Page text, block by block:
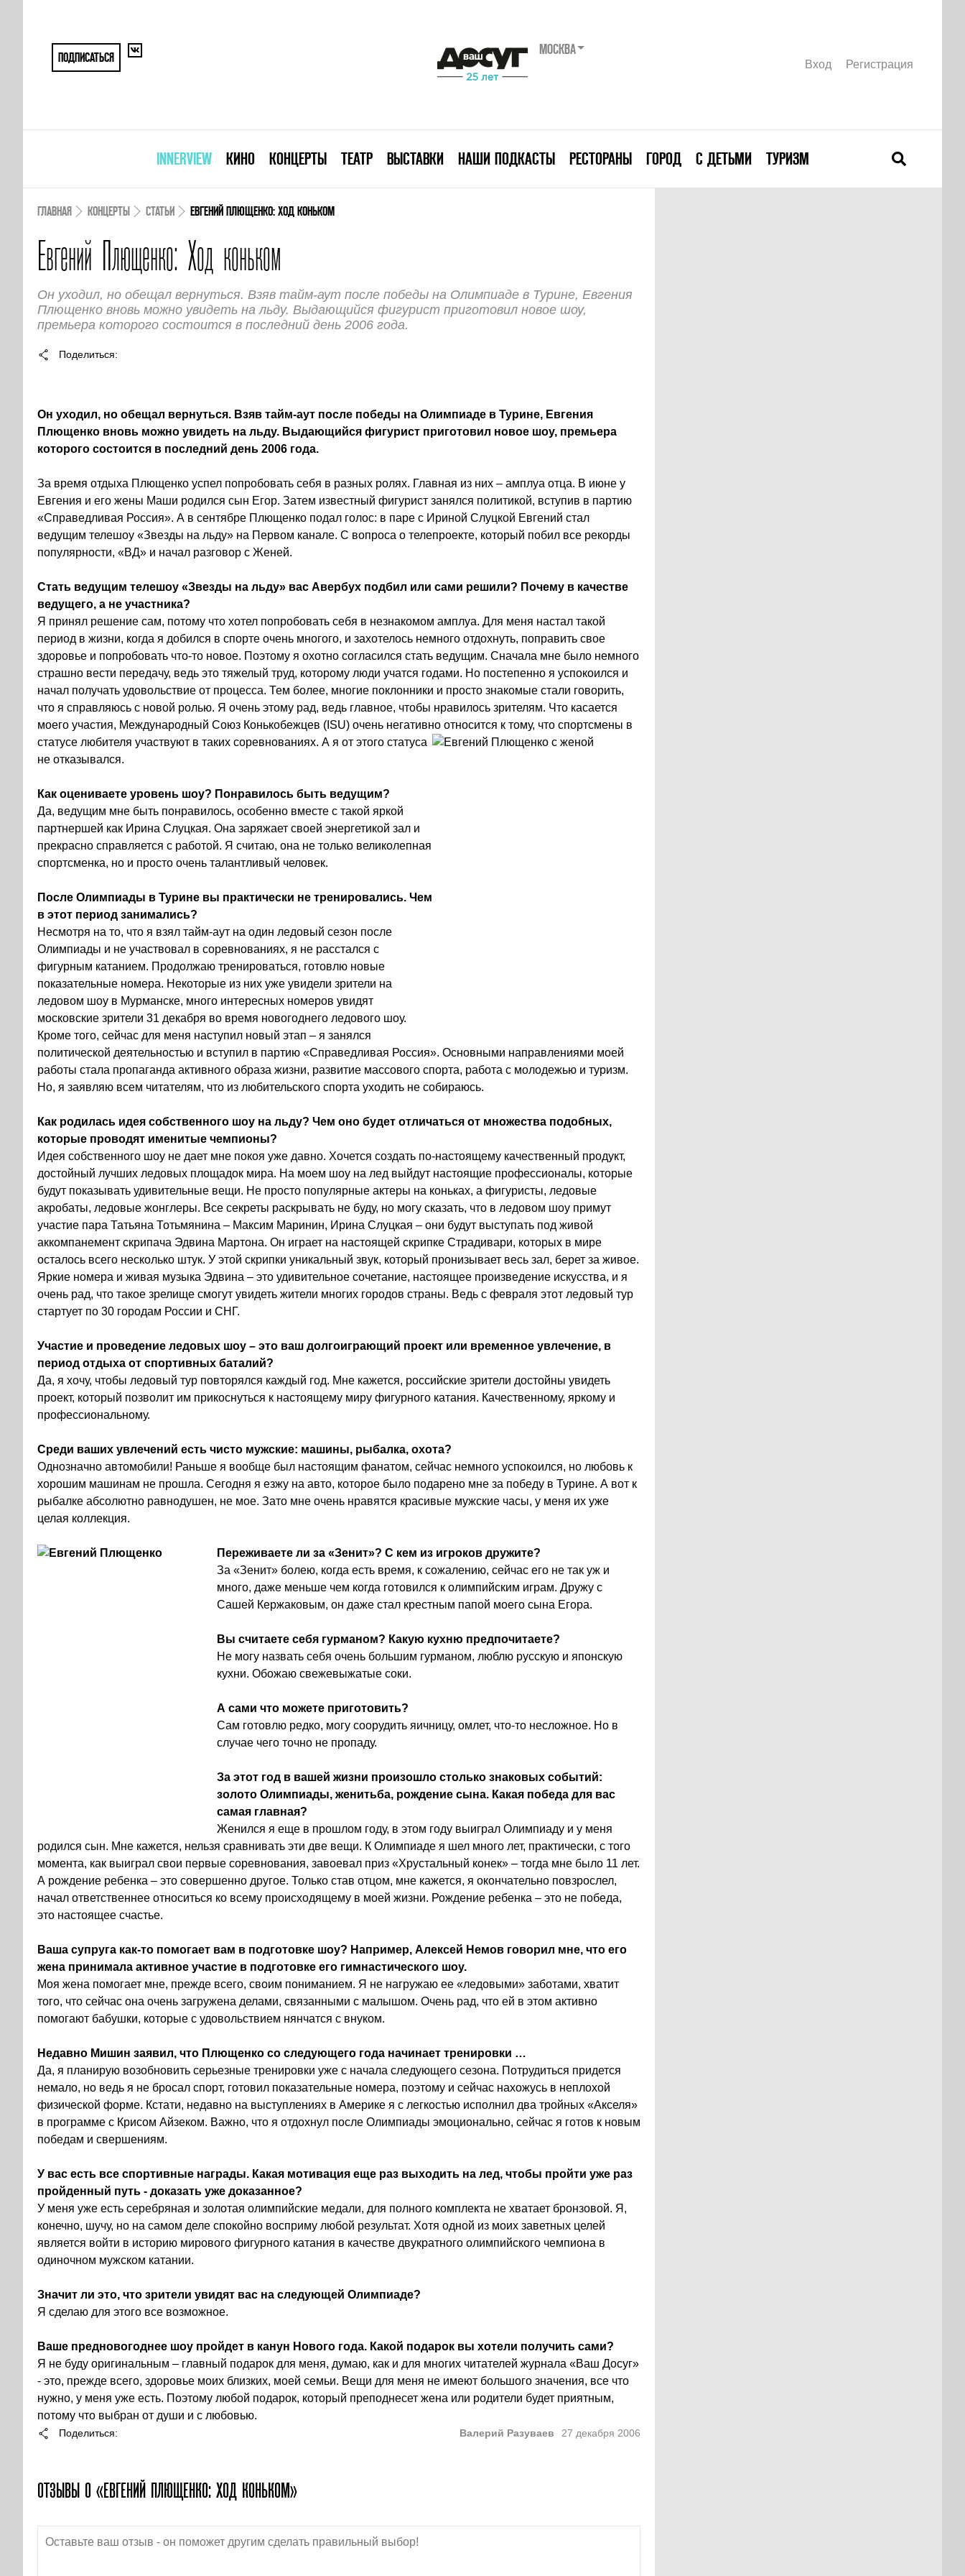
ПОДПИСАТЬСЯ
МОСКВА
Вход Регистрация
INNERVIEW КИНО КОНЦЕРТЫ ТЕАТР ВЫСТАВКИ НАШИ ПОДКАСТЫ РЕСТОРАНЫ ГОРОД С ДЕТЬМИ ТУРИЗМ
ГЛАВНАЯ КОНЦЕРТЫ СТАТЬИ ЕВГЕНИЙ ПЛЮЩЕНКО: ХОД КОНЬКОМ
Евгений Плющенко: Ход коньком
Он уходил, но обещал вернуться. Взяв тайм-аут после победы на Олимпиаде в Турине, Евгения
Плющенко вновь можно увидеть на льду. Выдающийся фигурист приготовил новое шоу,
премьера которого состоится в последний день 2006 года.
Поделиться
Он уходил, но обещал вернуться. Взяв тайм-аут после победы на Олимпиаде в Турине, Евгения
Плющенко вновь можно увидеть на льду. Выдающийся фигурист приготовил новое шоу, премьера
которого состоится в последний день 2006 года.
За время отдыха Плющенко успел попробовать себя в разных ролях. Главная из них – амплуа отца. В июне у
Евгения и его жены Маши родился сын Егор. Затем известный фигурист занялся политикой, вступив в партию
«Справедливая Россия». А в сентябре Плющенко подал голос: в паре с Ириной Слуцкой Евгений стал
ведущим телешоу «Звезды на льду» на Первом канале. С вопроса о телепроекте, который побил все рекорды
популярности, «ВД» и начал разговор с Женей.
Стать ведущим телешоу «Звезды на льду» вас Авербух подбил или сами решили? Почему в качестве
ведущего, а не участника?
Я принял решение сам, потому что хотел попробовать себя в незнакомом амплуа. Для меня настал такой
период в жизни, когда я добился в спорте очень многого, и захотелось немного отдохнуть, поправить свое
здоровье и попробовать что-то новое. Поэтому я охотно согласился стать ведущим. Сначала мне было немного
страшно вести передачу, ведь это тяжелый труд, которому люди учатся годами. Но постепенно я успокоился и
начал получать удовольствие от процесса. Тем более, многие поклонники и просто знакомые стали говорить,
что я справляюсь с новой ролью. Я очень этому рад, ведь главное, чтобы нравилось зрителям. Что касается
моего участия, Международный Союз Конькобежцев ( ISU) очень негативно относится к тому, что спортсмены в
статусе любителя участвуют в таких соревнованиях. А я от этого статуса
не отказывался.
Как оцениваете уровень шоу? Понравилось быть ведущим?
Да, ведущим мне быть понравилось, особенно вместе с такой яркой
партнершей как Ирина Слуцкая. Она заряжает своей энергетикой зал и
прекрасно справляется с работой. Я считаю, она не только великолепная
спортсменка, но и просто очень талантливый человек.
После Олимпиады в Турине вы практически не тренировались. Чем
в этот период занимались?
Несмотря на то, что я взял тайм-аут на один ледовый сезон после
Олимпиады и не участвовал в соревнованиях, я не расстался с
фигурным катанием. Продолжаю тренироваться, готовлю новые
показательные номера. Некоторые из них уже увидели зрители на
ледовом шоу в Мурманске, много интересных номеров увидят
московские зрители 31 декабря во время новогоднего ледового шоу.
Кроме того, сейчас для меня наступил новый этап – я занялся
политической деятельностью и вступил в партию «Справедливая Россия». Основными направлениями моей
работы стала пропаганда активного образа жизни, развитие массового спорта, работа с молодежью и туризм.
Но, я заявляю всем читателям, что из любительского спорта уходить не собираюсь.
Как родилась идея собственного шоу на льду? Чем оно будет отличаться от множества подобных,
которые проводят именитые чемпионы?
Идея собственного шоу не дает мне покоя уже давно. Хочется создать по-настоящему качественный продукт,
достойный лучших ледовых площадок мира. На моем шоу на лед выйдут настоящие профессионалы, которые
будут показывать удивительные вещи. Не просто популярные актеры на коньках, а фигуристы, ледовые
акробаты, ледовые жонглеры. Все секреты раскрывать не буду, но могу сказать, что в ледовом шоу примут
участие пара Татьяна Тотьмянина – Максим Маринин, Ирина Слуцкая – они будут выступать под живой
аккомпанемент скрипача Эдвина Мартона. Он играет на настоящей скрипке Страдивари, которых в мире
осталось всего несколько штук. У этой скрипки уникальный звук, который пронизывает весь зал, берет за живое.
Яркие номера и живая музыка Эдвина – это удивительное сочетание, настоящее произведение искусства, и я
очень рад, что такое зрелище смогут увидеть жители многих городов страны. Ведь с февраля этот ледовый тур
стартует по 30 городам России и СНГ.
Участие и проведение ледовых шоу – это ваш долгоиграющий проект или временное увлечение, в
период отдыха от спортивных баталий?
Да, я хочу, чтобы ледовый тур повторялся каждый год. Мне кажется, российские зрители достойны увидеть
проект, который позволит им прикоснуться к настоящему миру фигурного катания. Качественному, яркому и
профессиональному.
Среди ваших увлечений есть чисто мужские: машины, рыбалка, охота?
Однозначно автомобили! Раньше я вообще был настоящим фанатом, сейчас немного успокоился, но любовь к
хорошим машинам не прошла. Сегодня я езжу на авто, которое было подарено мне за победу в Турине. А вот к
рыбалке абсолютно равнодушен, не мое. Зато мне очень нравятся красивые мужские часы, у меня их уже
целая коллекция.
Переживаете ли за «Зенит»? С кем из игроков дружите?
За «Зенит» болею, когда есть время, к сожалению, сейчас его не так уж и
много, даже меньше чем когда готовился к олимпийским играм. Дружу с
Сашей Кержаковым, он даже стал крестным папой моего сына Егора.
Вы считаете себя гурманом? Какую кухню предпочитаете?
Не могу назвать себя очень большим гурманом, люблю русскую и японскую
кухни. Обожаю свежевыжатые соки.
А сами что можете приготовить?
Сам готовлю редко, могу соорудить яичницу, омлет, что-то несложное. Но в
случае чего точно не пропаду.
За этот год в вашей жизни произошло столько знаковых событий:
золото Олимпиады, женитьба, рождение сына. Какая победа для вас
самая главная?
Женился я еще в прошлом году, в этом году выиграл Олимпиаду и у меня
родился сын. Мне кажется, нельзя сравнивать эти две вещи. К Олимпиаде я шел много лет, практически, с того
момента, как выиграл свои первые соревнования, завоевал приз «Хрустальный конек» – тогда мне было 11 лет.
А рождение ребенка – это совершенно другое. Только став отцом, мне кажется, я окончательно повзрослел,
начал ответственнее относиться ко всему происходящему в моей жизни. Рождение ребенка – это не победа,
это настоящее счастье.
Ваша супруга как-то помогает вам в подготовке шоу? Например, Алексей Немов говорил мне, что его
жена принимала активное участие в подготовке его гимнастического шоу.
Моя жена помогает мне, прежде всего, своим пониманием. Я не нагружаю ее «ледовыми» заботами, хватит
того, что сейчас она очень загружена делами, связанными с малышом. Очень рад, что ей в этом активно
помогают бабушки, которые с удовольствием нянчатся с внуком.
Недавно Мишин заявил, что Плющенко со следующего года начинает тренировки …
Да, я планирую возобновить серьезные тренировки уже с начала следующего сезона. Потрудиться придется
немало, но ведь я не бросал спорт, готовил показательные номера, поэтому и сейчас нахожусь в неплохой
физической форме. Кстати, недавно на выступлениях в Америке я с легкостью исполнил два тройных «Акселя»
в программе с Крисом Айзеком. Важно, что я отдохнул после Олимпиады эмоционально, сейчас я готов к новым
победам и свершениям.
У вас есть все спортивные награды. Какая мотивация еще раз выходить на лед, чтобы пройти уже раз
пройденный путь - доказать уже доказанное?
У меня уже есть серебряная и золотая олимпийские медали, для полного комплекта не хватает бронзовой. Я,
конечно, шучу, но на самом деле спокойно восприму любой результат. Хотя одной из моих заветных целей
является войти в историю мирового фигурного катания в качестве двукратного олимпийского чемпиона в
одиночном мужском катании.
Значит ли это, что зрители увидят вас на следующей Олимпиаде?
Я сделаю для этого все возможное.
Ваше предновогоднее шоу пройдет в канун Нового года. Какой подарок вы хотели получить сами?
Я не буду оригинальным – главный подарок для меня, думаю, как и для многих читателей журнала «Ваш Досуг»
- это, прежде всего, здоровье моих близких, моей семьи. Вещи для меня не имеют большого значения, все что
нужно, у меня уже есть. Поэтому любой подарок, который преподнесет жена или родители будет приятным,
потому что выбран от души и с любовью.
Поделиться Валерий Разуваев 27 декабря 2006
ОТЗЫВЫ О «ЕВГЕНИЙ ПЛЮЩЕНКО: ХОД КОНЬКОМ»